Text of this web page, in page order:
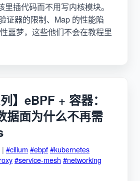
插代码而不用写内核模块。
证器的限制、Map 的性能陷
噩梦，这些他们不会在教程里
】eBPF + 容器：
据面为什么不再需
| #cilium #ebpf#kubernetes
#service-mesh #networking